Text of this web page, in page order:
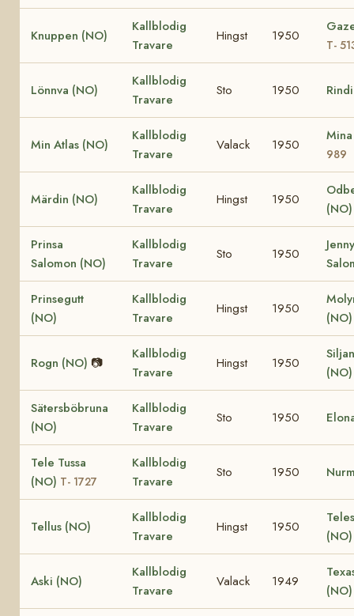
Knuppen (NO)
Kallblodig
Travare
Hingst 1950
T-
Lönnva (NO)
Kallblodig
Travare
Sto 1950
Min Atlas (NO)
Kallblodig
Travare
Valack 1950
989
Märdin (NO)
Kallblodig
Travare
Hingst 1950
(NO)
Prinsa
Salomon (NO)
Kallblodig
Travare
Sto 1950
Jenny
Prinsegutt
(NO)
Kallblodig
Travare
Hingst 1950
Rogn (NO) 📷
Kallblodig
Travare
Hingst 1950
Sätersböbruna
(NO)
Kallblodig
Travare
Sto 1950
Tele Tussa
(NO) T- 1727
Kallblodig
Travare
Sto 1950
Tellus (NO)
Kallblodig
Travare
Hingst 1950
Aski (NO)
Kallblodig
Travare
Valack 1949